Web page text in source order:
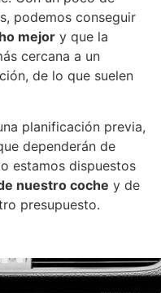
podemos conseguir
mejor y que la
cercana a un
de lo que suelen
planificación previa,
dependerán de
estamos dispuestos
nuestro coche y de
presupuesto.